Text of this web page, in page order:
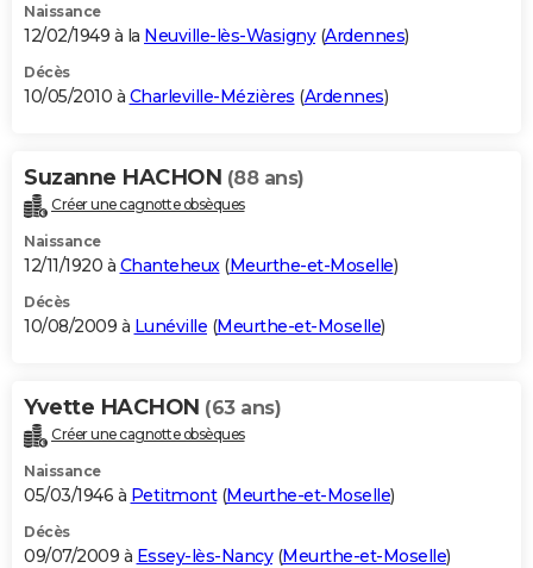
Naissance
12/02/1949 à la Neuville-lès-Wasigny(Ardennes)
Décès
10/05/2010 à Charleville-Mézières (Ardennes)
Suzanne HACHON (88 ans)
Créer une cagnotte obsèques
Naissance
12/11/1920 à Chanteheux(Meurthe-et-Moselle)
Décès
10/08/2009 à Lunéville (Meurthe-et-Moselle)
Yvette HACHON (63 ans)
Créer une cagnotte obsèques
Naissance
05/03/1946 à Petitmont(Meurthe-et-Moselle)
Décès
09/07/2009 à Essey-lès-Nancy(Meurthe-et-Moselle)